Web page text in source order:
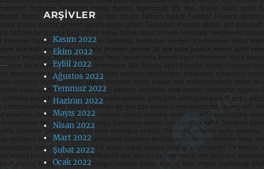
ARŞIVLER
Kasım 2022
Ekim 2022
Eylül 2022
Ağustos 2022
Temmuz 2022
Haziran 2022
Mayıs 2022
Nisan 2022
Mart 2022
Şubat 2022
Ocak 2022